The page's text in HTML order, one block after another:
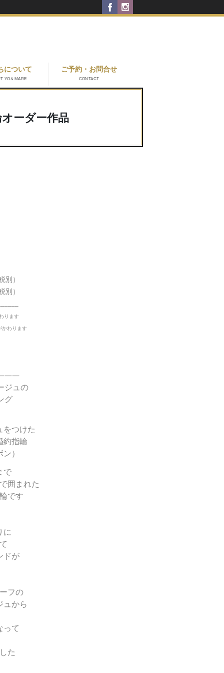
について
YO＆MARE
ご予約・お問合せ
CONTACT
ーダー作品
別）
別）
ります
かわります
ジュの
グ
をつけた
約指輪
）
で
囲まれた
です
に
ドが
フの
ュから
って
た